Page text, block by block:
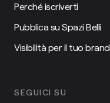
Perché iscriverti
Pubblica su Spazi Belli
Visibilità per il tuo brand
SEGUICI SU